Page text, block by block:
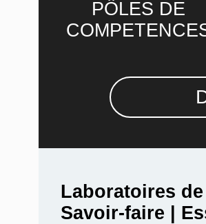
PÔLES DE
Laboratoires
Savoir-faire |